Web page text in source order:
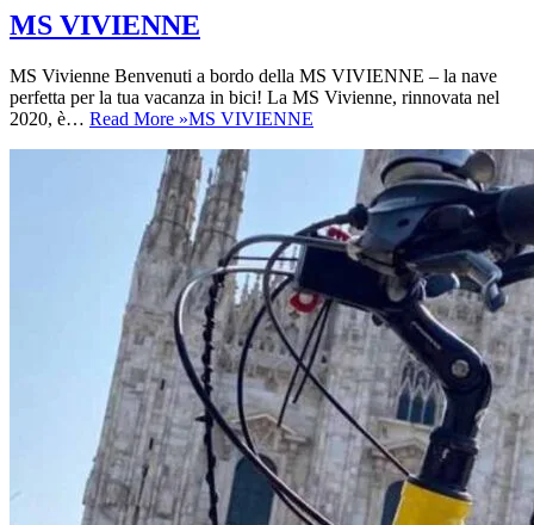
MS VIVIENNE
MS Vivienne Benvenuti a bordo della MS VIVIENNE – la nave
perfetta per la tua vacanza in bici! La MS Vivienne, rinnovata nel
2020, è… Read More »MS VIVIENNE